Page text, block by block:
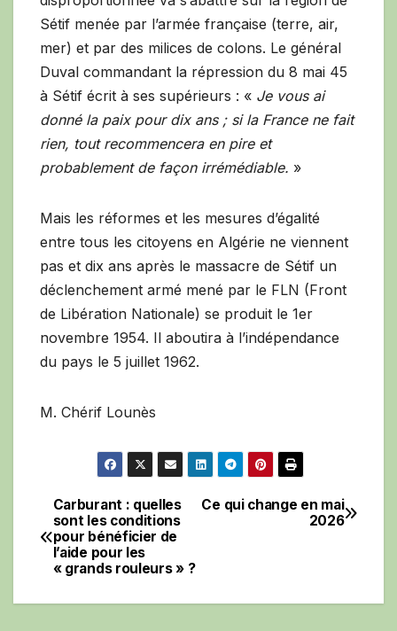
Sétif menée par l’armée française (terre, air,
mer) et par des milices de colons. Le général
Duval commandant la répression du 8 mai 45
à Sétif écrit à ses supérieurs : « Je vous ai
donné la paix pour dix ans ; si la France ne fait
rien, tout recommencera en pire et
probablement de façon irrémédiable. »
Mais les réformes et les mesures d’égalité
entre tous les citoyens en Algérie ne viennent
pas et dix ans après le massacre de Sétif un
déclenchement armé mené par le FLN (Front
de Libération Nationale) se produit le 1er
novembre 1954. Il aboutira à l’indépendance
du pays le 5 juillet 1962.
M. Chérif Lounès
Navigation
de
l’article
Ce qui change en mai
2026
Carburant : quelles
sont les conditions
pour bénéficier de
l’aide pour les
« grands rouleurs » ?